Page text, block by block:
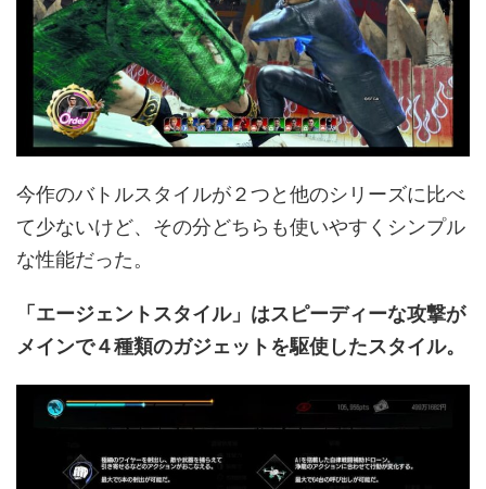
今作のバトルスタイルが２つと他のシリーズに比べ
て少ないけど、その分どちらも使いやすくシンプル
な性能だった。
「エージェントスタイル」はスピーディーな攻撃が
メインで４種類のガジェットを駆使したスタイル。